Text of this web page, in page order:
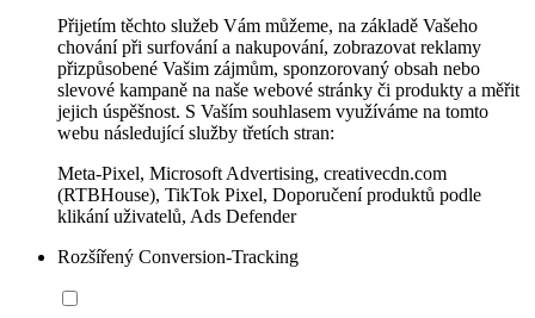
Přijetím těchto služeb Vám můžeme, na základě Vašeho
chování při surfování a nakupování, zobrazovat reklamy
přizpůsobené Vašim zájmům, sponzorovaný obsah nebo
slevové kampaně na naše webové stránky či produkty a měřit
jejich úspěšnost. S Vaším souhlasem využíváme na tomto
webu následující služby třetích stran:
Meta-Pixel, Microsoft Advertising, creativecdn.com
(RTBHouse), TikTok Pixel, Doporučení produktů podle
klikání uživatelů, Ads Defender
Rozšířený Conversion-Tracking